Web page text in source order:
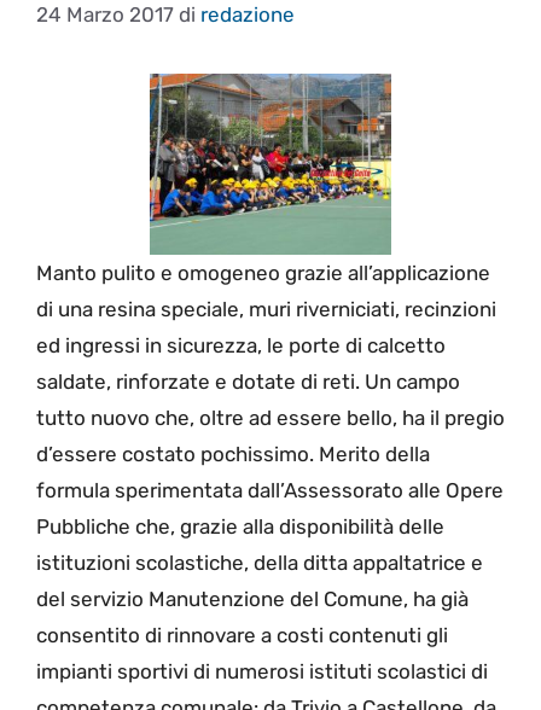
24 Marzo 2017 di redazione
Manto pulito e omogeneo grazie all’applicazione
di una resina speciale, muri riverniciati, recinzioni
ed ingressi in sicurezza, le porte di calcetto
saldate, rinforzate e dotate di reti. Un campo
tutto nuovo che, oltre ad essere bello, ha il pregio
d’essere costato pochissimo. Merito della
formula sperimentata dall’Assessorato alle Opere
Pubbliche che, grazie alla disponibilità delle
istituzioni scolastiche, della ditta appaltatrice e
del servizio Manutenzione del Comune, ha già
consentito di rinnovare a costi contenuti gli
impianti sportivi di numerosi istituti scolastici di